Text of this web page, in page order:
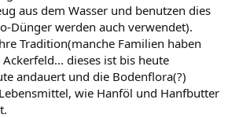
aus dem Wasser und benutzen dies
Dünger werden auch verwendet).
Tradition(manche Familien haben
dieses ist bis heute
andauert und die Bodenflora(?)
wie Hanföl und Hanfbutter